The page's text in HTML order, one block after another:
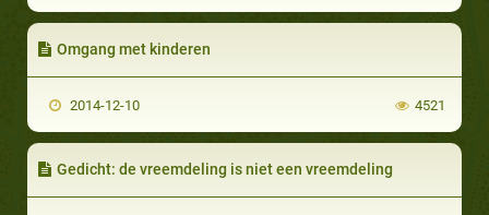
Omgang met kinderen
2014-12-10 4521
Gedicht: de vreemdeling is niet een vreemdeling